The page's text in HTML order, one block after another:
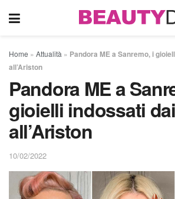
Home » Attualità » Pandora ME a Sanremo, i
all’Ariston
Pandora ME a
gioielli indossati
all’Ariston
10/02/2022